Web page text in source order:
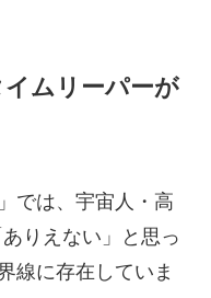
イムリーパーが
では、宇宙人・高
りえない」と思っ
線に存在していま